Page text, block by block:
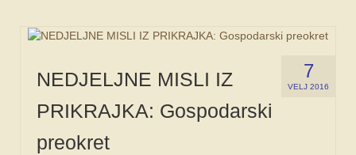
7
VELJ 2016
NEDJELJNE MISLI IZ
PRIKRAJKA: Gospodarski
preokret